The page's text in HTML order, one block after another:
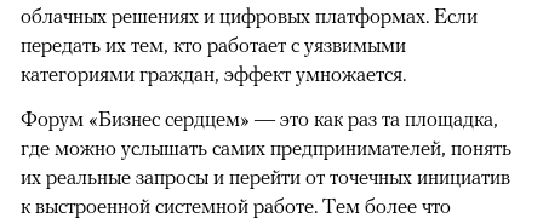
облачных решениях и цифровых платформах. Если
передать их тем, кто работает с уязвимыми
категориями граждан, эффект умножается.
Форум «Бизнес сердцем» — это как раз та площадка,
где можно услышать самих предпринимателей, понять
их реальные запросы и перейти от точечных инициатив
к выстроенной системной работе. Тем более что